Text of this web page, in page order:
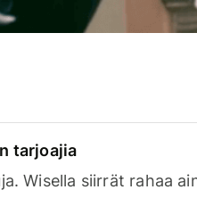
tarjoajia
Wisella siirrät rahaa